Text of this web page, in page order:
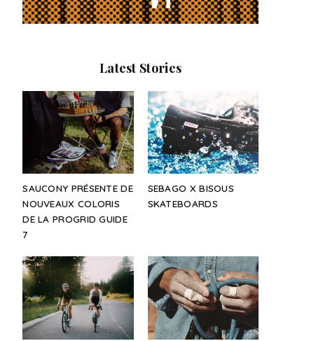
Latest Stories
SAUCONY PRÉSENTE DE
NOUVEAUX COLORIS
DE LA PROGRID GUIDE
7
SEBAGO X BISOUS
SKATEBOARDS